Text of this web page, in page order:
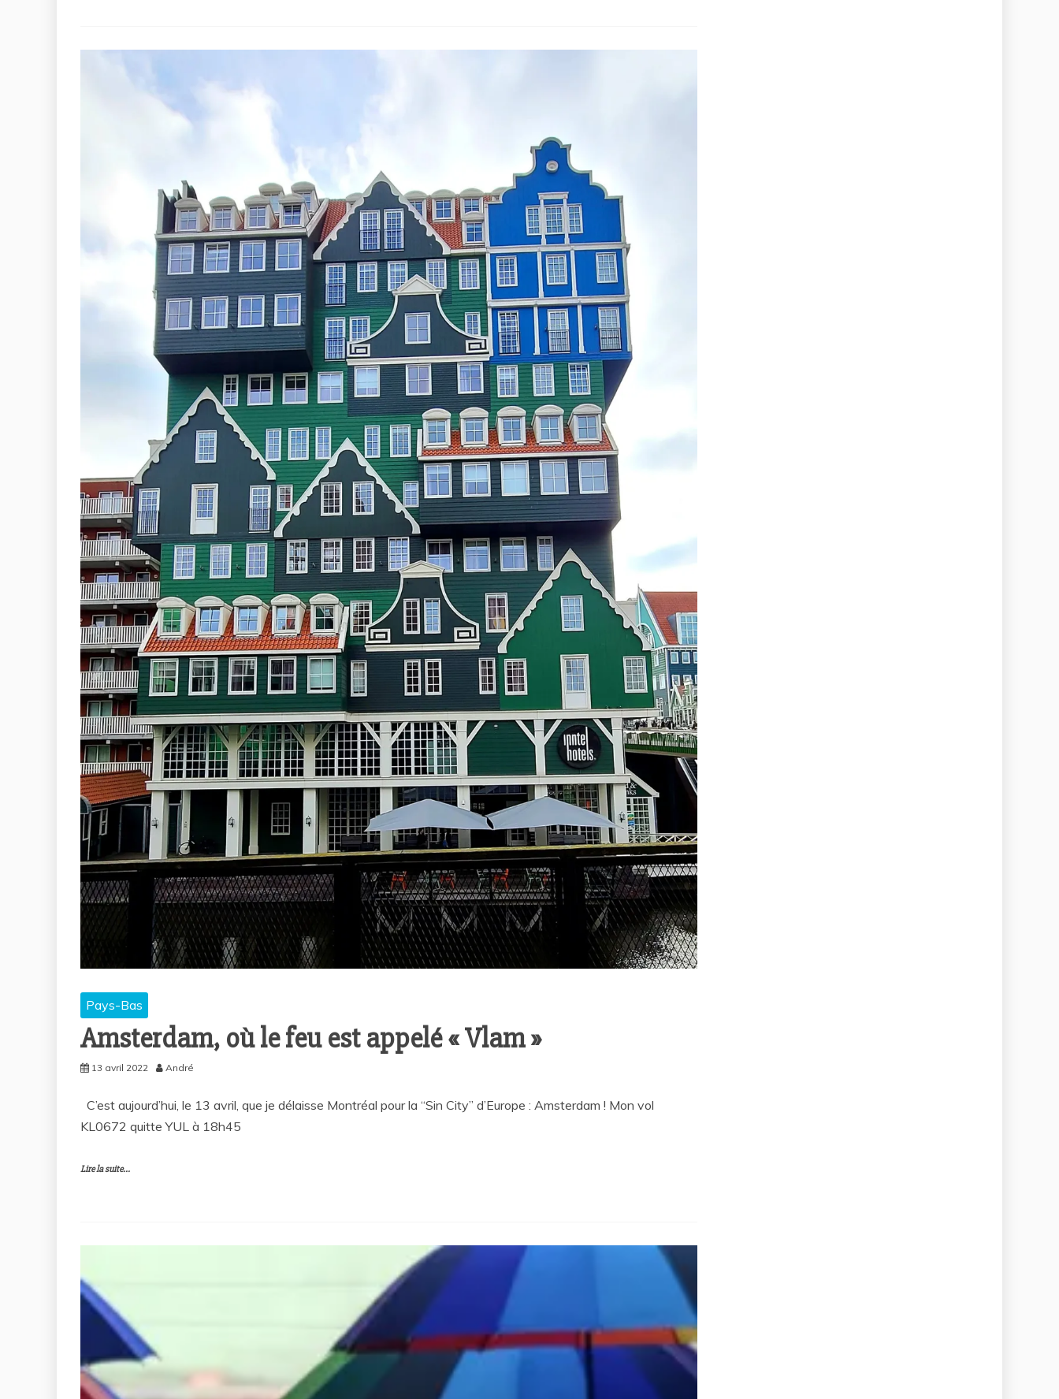
Pays-Bas
Amsterdam, où le feu est appelé « Vlam »
13 avril 2022 André
C’est aujourd’hui, le 13 avril, que je délaisse Montréal pour la “Sin City” d’Europe : Amsterdam ! Mon vol
KL0672 quitte YUL à 18h45
Lire la suite...